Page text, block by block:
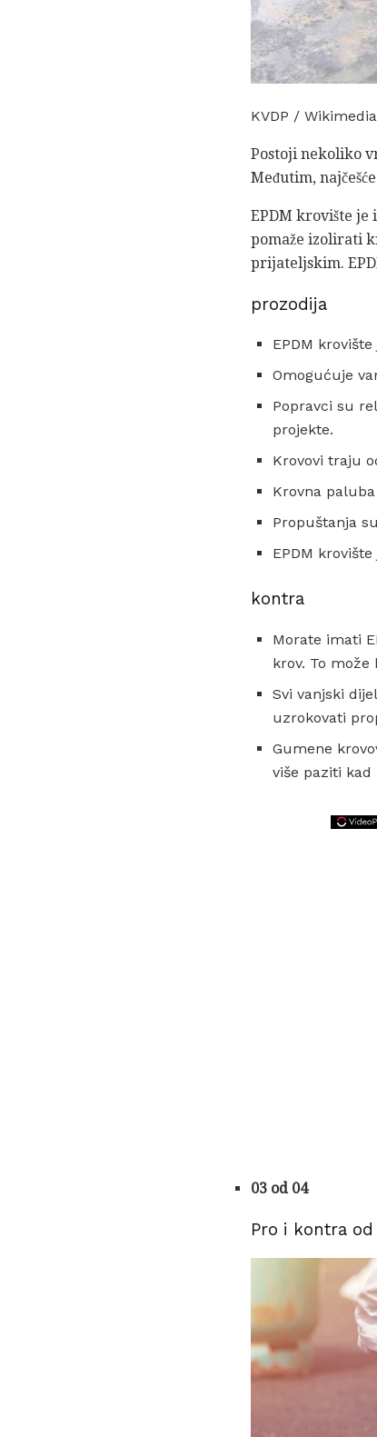
KVDP /
Postoji nekoliko
Međutim,
EPDM krovište
pomaže izolirati
prijateljskim.
prozodija
EPDM
Omogućuje
Popravci su
projekte.
Krovovi traju
Krovna
Propuštanja
EPDM
kontra
Morate imati
krov. To
Svi vanjski
uzrokovati
Gumene
više paziti
03 od 04
Pro i kontra